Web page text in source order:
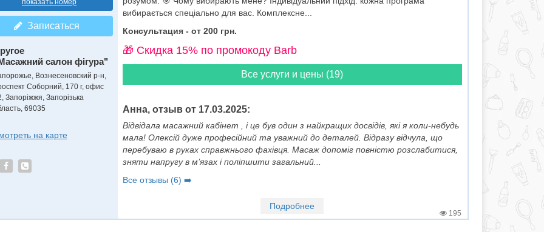
показать номер
Записаться
салон фігура"
Вознесеновский р-н,
Соборний, 170 г, офис
Запоріжжя, Запорізька
69035
на карте
вибирається спеціально для вас. Комплексне...
Консультация - от 200 грн.
🎁 Cкидка 15% по промокоду Barb
Все услуги и цены (19)
Анна, отзыв от 17.03.2025:
Відвідала масажний кабінет , і це був один з найкращих досвідів, які я коли-небудь
мала! Олексій дуже професійний та уважний до деталей. Відразу відчула, що
перебуваю в руках справжнього фахівця. Масаж допоміг повністю розслабитися,
зняти напругу в м’язах і поліпшити загальний...
Все отзывы (6) ➡️
Подробнее
195